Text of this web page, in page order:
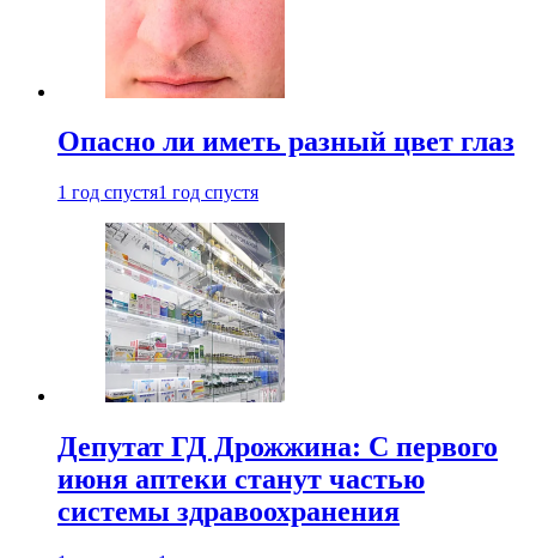
Опасно ли иметь разный цвет глаз
1 год спустя1 год спустя
Депутат ГД Дрожжина: С первого
июня аптеки станут частью
системы здравоохранения